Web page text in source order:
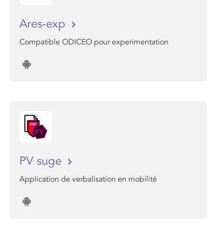
Ares-exp
Compatible ODICEO pour experimentation
PV suge
Application de verbalisation en mobilité